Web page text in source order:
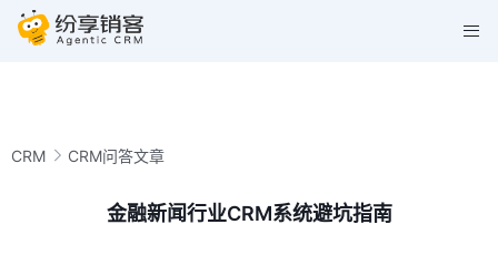
CRM CRM问答文章
金融新闻行业CRM系统避坑指南